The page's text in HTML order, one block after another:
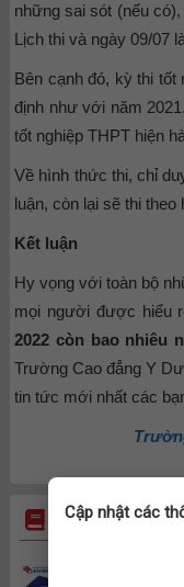
những sai sót (nếu
Lịch thi và ngày 09/07
Bên cạnh đó, kỳ thi
định như với năm
tốt nghiệp THPT hiện
Về hình thức thi, chỉ
luận, còn lại sẽ thi
Kết luận
Hy vọng với toàn bộ
mọi người được hiểu
2022 còn bao nhiêu
Trường Cao đẳng Y
tin tức mới nhất các
TIN LIÊN
Cập nhật các